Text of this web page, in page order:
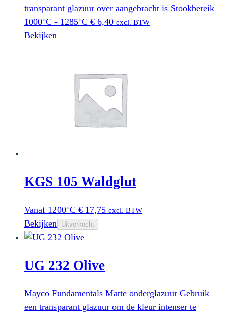
transparant glazuur over aangebracht is Stookbereik
1000°C - 1285°C € 6,40 excl. BTW
Bekijken
KGS 105 Waldglut
Vanaf 1200°C € 17,75 excl. BTW
Bekijken Uitverkocht
UG 232 Olive
Mayco Fundamentals Matte onderglazuur Gebruik
een transparant glazuur om de kleur intenser te